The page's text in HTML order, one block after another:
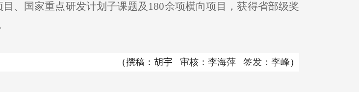
、国家重点研发计划子课题及180余项横向项目，获得省部级奖
（撰稿：胡宇 审核：李海萍 签发：李峰）